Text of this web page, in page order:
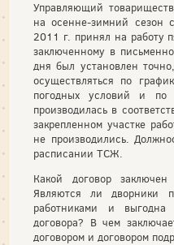
Управляющий
на осенне-зимний
2011 г. принял на работу
заключенному в
дня был установлен
осуществляться по
погодных условий и по
производилась в
закрепленном участке
не производились.
расписании ТСЖ.
Какой договор
Являются ли дворники
работниками и
договора? В чем
договором и договором